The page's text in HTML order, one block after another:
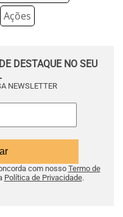
Ações
DESTAQUE NO SEU
NEWSLETTER
com nosso Termo de
Política de Privacidade.